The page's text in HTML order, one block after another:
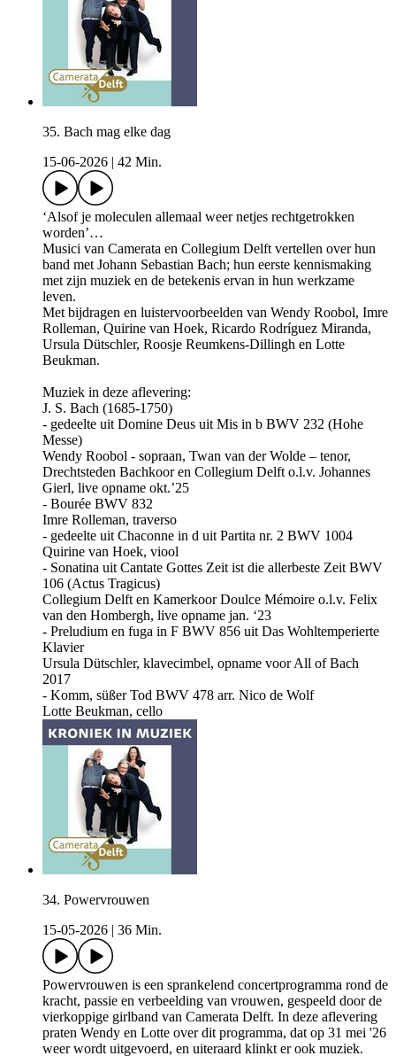
35. Bach mag elke dag
15-06-2026
42 Min.
‘Alsof je moleculen allemaal weer netjes rechtgetrokken
worden’…
Musici van Camerata en Collegium Delft vertellen over hun
band met Johann Sebastian Bach; hun eerste kennismaking
met zijn muziek en de betekenis ervan in hun werkzame
leven.
Met bijdragen en luistervoorbeelden van Wendy Roobol, Imre
Rolleman, Quirine van Hoek, Ricardo Rodríguez Miranda,
Ursula Dütschler, Roosje Reumkens-Dillingh en Lotte
Beukman.
Muziek in deze aflevering:
J. S. Bach (1685-1750)
- gedeelte uit Domine Deus uit Mis in b BWV 232 (Hohe
Messe)
Wendy Roobol - sopraan, Twan van der Wolde – tenor,
Drechtsteden Bachkoor en Collegium Delft o.l.v. Johannes
Gierl, live opname okt.’25
- Bourée BWV 832
Imre Rolleman, traverso
- gedeelte uit Chaconne in d uit Partita nr. 2 BWV 1004
Quirine van Hoek, viool
- Sonatina uit Cantate Gottes Zeit ist die allerbeste Zeit BWV
106 (Actus Tragicus)
Collegium Delft en Kamerkoor Doulce Mémoire o.l.v. Felix
van den Hombergh, live opname jan. ‘23
- Preludium en fuga in F BWV 856 uit Das Wohltemperierte
Klavier
Ursula Dütschler, klavecimbel, opname voor All of Bach
2017
- Komm, süßer Tod BWV 478 arr. Nico de Wolf
Lotte Beukman, cello
34. Powervrouwen
15-05-2026
36 Min.
Powervrouwen is een sprankelend concertprogramma rond de
kracht, passie en verbeelding van vrouwen, gespeeld door de
vierkoppige girlband van Camerata Delft. In deze aflevering
praten Wendy en Lotte over dit programma, dat op 31 mei '26
weer wordt uitgevoerd, en uiteraard klinkt er ook muziek.